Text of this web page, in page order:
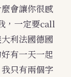
會讓你很感
，一定要call
利法國德國
有一天一起
只有兩個字